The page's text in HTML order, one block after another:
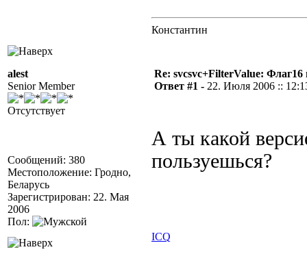
Константин
alest
Senior Member
Отсутствует
Сообщений: 380
Местоположение: Гродно,
Беларусь
Зарегистрирован: 22. Мая
2006
Пол:
Re: svcsvc+FilterValue: Флаг16
Ответ #1 - 22. Июля 2006 ::
А ты какой
пользуешься?
ICQ